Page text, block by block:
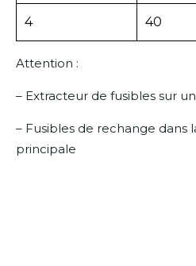
4 40
Attention :
– Extracteur de fusibles sur
– Fusibles de rechange dans
principale